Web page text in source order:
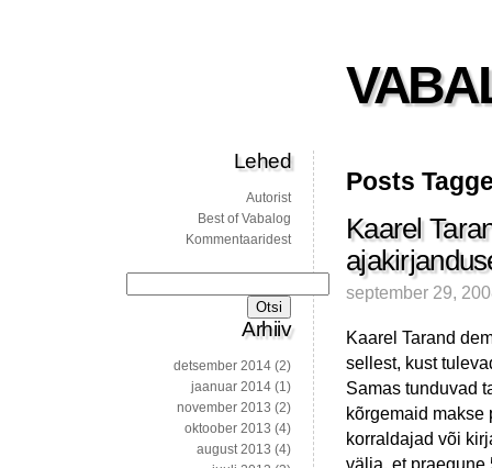
Posts
Kaarel
september 29,
Kaarel Tarand
sellest, kust
Samas tunduvad
kõrgemaid makse
korraldajad või
välja, et
Lehed
Autorist
Best of Vabalog
Kommentaaridest
Arhiiv
detsember 2014 (2)
jaanuar 2014 (1)
november 2013 (2)
oktoober 2013 (4)
august 2013 (4)